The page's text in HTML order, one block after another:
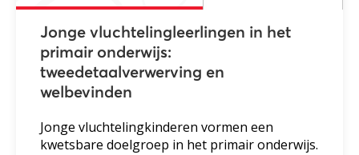
Jonge vluchtelingleerlingen in het
primair onderwijs:
tweedetaalverwerving en
welbevinden
Jonge vluchtelingkinderen vormen een
kwetsbare doelgroep in het primair onderwijs.